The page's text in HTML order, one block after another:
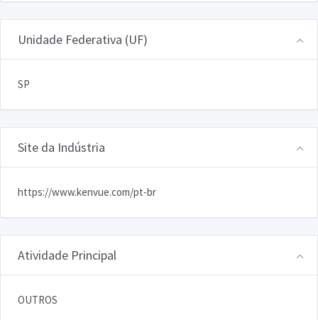
Unidade Federativa (UF)
SP
Site da Indústria
https://www.kenvue.com/pt-br
Atividade Principal
OUTROS